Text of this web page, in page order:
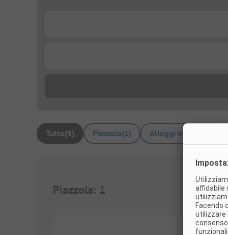
Tutto(8) Piazzola(1) Alloggi in affitto
Piazzola: 1 1/4